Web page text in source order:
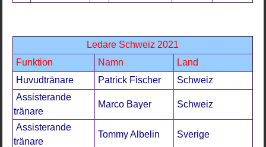
Ledare Schweiz 2021
Funktion
Namn
Land
Huvudtränare
Patrick Fischer
Schweiz
Assisterande
tränare
Marco Bayer Schweiz
Assisterande
tränare
Tommy Albelin Sverige